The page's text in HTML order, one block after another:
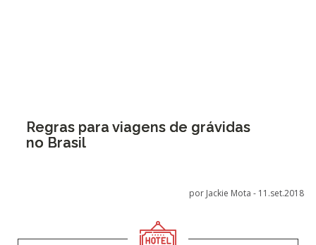
Regras para viagens de grávidas
no Brasil
por Jackie Mota - 11.set.2018